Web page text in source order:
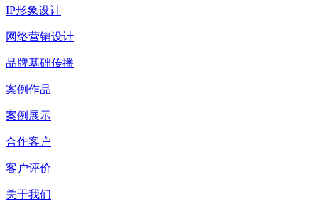
IP形象设计
网络营销设计
品牌基础传播
案例作品
案例展示
合作客户
客户评价
关于我们